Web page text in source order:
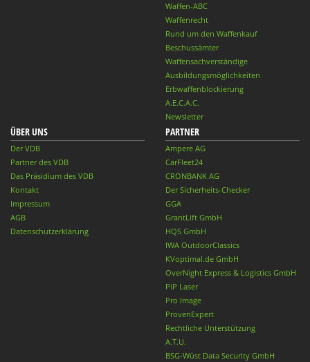
Waffen-ABC
Waffenrecht
Rund um den Waffenkauf
Beschussämter
Waffensachverständige
Ausbildungsmöglichkeiten
Erbwaffenblockierung
A.E.C.A.C.
Newsletter
ÜBER UNS
Der VDB
Partner des VDB
Das Präsidium des VDB
Kontakt
Impressum
AGB
Datenschutzerklärung
PARTNER
Ampere AG
CarFleet24
CRONBANK AG
Der Sicherheits-Checker
GGA
GrantLift GmbH
HQS GmbH
IWA OutdoorClassics
KVoptimal.de GmbH
OverNight Express & Logistics GmbH
PiP Laser
Pro Image
ProvenExpert
Rechtliche Unterstützung
A.T.U.
BSG-Wüst Data Security GmbH